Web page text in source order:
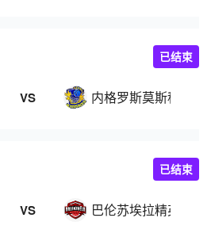
VS 内格罗斯莫斯科瓦多
已结束
VS 巴伦苏埃拉精英
已结束